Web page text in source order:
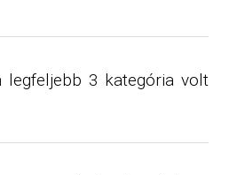
legfeljebb 3 kategória volt